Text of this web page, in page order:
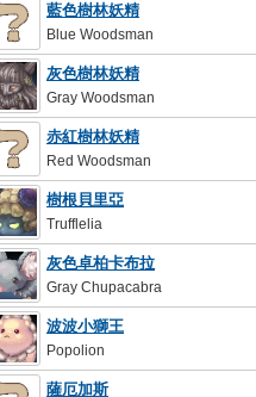
藍色樹林妖精
Blue Woodsman
灰色樹林妖精
Gray Woodsman
赤紅樹林妖精
Red Woodsman
樹根貝里亞
Trufflelia
灰色卓柏卡布拉
Gray Chupacabra
波波小獅王
Popolion
薩厄加斯